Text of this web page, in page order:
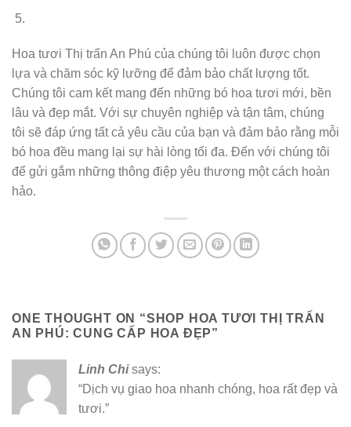
Hoa tươi Thị trấn An Phú của chúng tôi luôn được chọn
lựa và chăm sóc kỹ lưỡng để đảm bảo chất lượng tốt.
Chúng tôi cam kết mang đến những bó hoa tươi mới, bền
lâu và đẹp mắt. Với sự chuyên nghiệp và tận tâm, chúng
tôi sẽ đáp ứng tất cả yêu cầu của bạn và đảm bảo rằng mỗi
bó hoa đều mang lại sự hài lòng tối đa. Đến với chúng tôi
để gửi gắm những thông điệp yêu thương một cách hoàn
hảo.
ONE THOUGHT ON “SHOP HOA TƯƠI THỊ TRẤN
AN PHÚ: CUNG CẤP HOA ĐẸP”
Linh Chi says:
“Dịch vụ giao hoa nhanh chóng, hoa rất đẹp và
tươi.”